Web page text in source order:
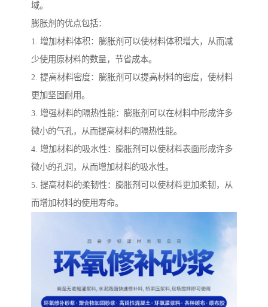
域。
膨胀剂的优点包括：
1. 增加材料体积：膨胀剂可以使材料体积增大，从而减
少使用原材料的数量，节省成本。
2. 提高材料密度：膨胀剂可以提高材料的密度，使材料
更加坚固耐用。
3. 增强材料的隔热性能：膨胀剂可以在材料中形成许多
微小的气孔，从而提高材料的隔热性能。
4. 增加材料的吸水性：膨胀剂可以使材料表面形成许多
微小的孔洞，从而增加材料的吸水性。
5. 提高材料的柔韧性：膨胀剂可以使材料更加柔韧，从
而增加材料的使用寿命。